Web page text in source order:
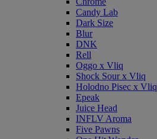
Candy Lab
Dark Size
Blur
DNK
Rell
Oggo x Vliq
Shock Sour x Vliq
Holodno Pisec x Vliq
Epeak
Juice Head
INFLV Aroma
Five Pawns